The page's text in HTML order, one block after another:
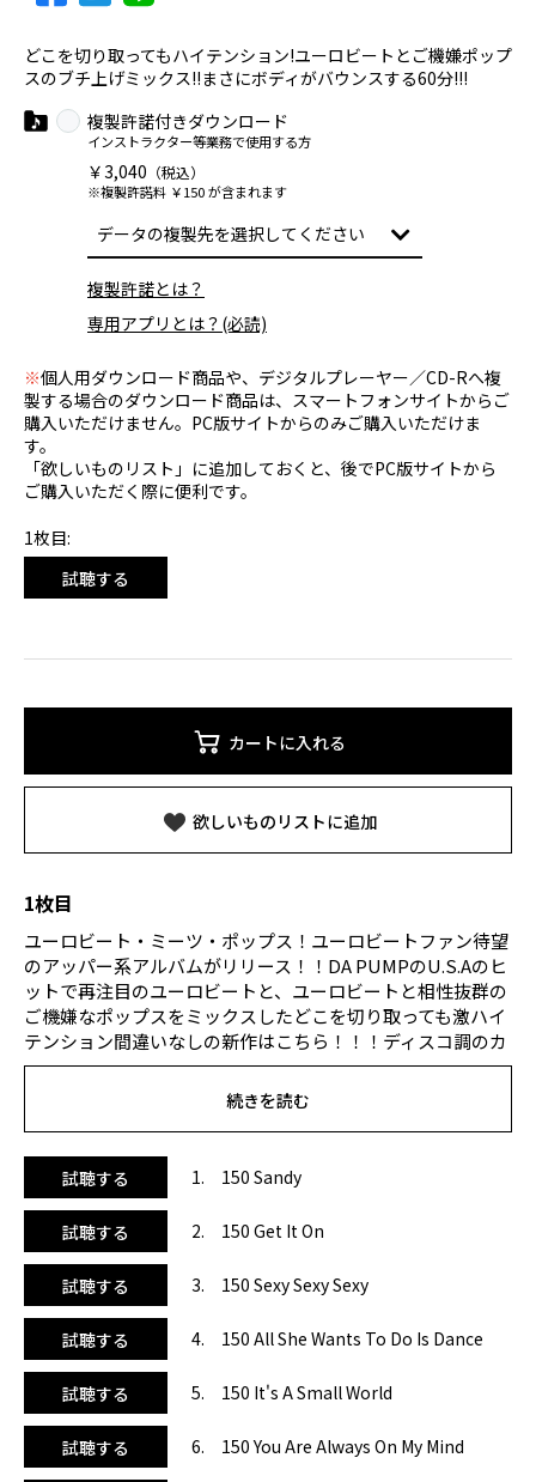
どこを切り取ってもハイテンション!ユーロビートとご機嫌ポップ
スのブチ上げミックス!!まさにボディがバウンスする60分!!!
複製許諾付きダウンロード
インストラクター等業務で使用する方
￥3,040 （税込）
※複製許諾料 ￥150 が含まれます
複製許諾とは？
専用アプリとは？(必読)
※個人用ダウンロード商品や、デジタルプレーヤー／CD-Rへ複
製する場合のダウンロード商品は、スマートフォンサイトからご
購入いただけません。PC版サイトからのみご購入いただけま
す。
「欲しいものリスト」に追加しておくと、後でPC版サイトから
ご購入いただく際に便利です。
1枚目:
試聴する
カートに入れる
欲しいものリストに追加
1枚目
ユーロビート・ミーツ・ポップス！ユーロビートファン待望
のアッパー系アルバムがリリース！！DA PUMPのU.S.Aのヒ
ットで再注目のユーロビートと、ユーロビートと相性抜群の
ご機嫌なポップスをミックスしたどこを切り取っても激ハイ
テンション間違いなしの新作はこちら！！！ディスコ調のカ
ッティングギターのイントロで始まる1曲目は、ユーロビー
ト原産国イタリアのシンガー、メラが歌う『サンディ』。４
曲目には、イーグルスのドラマー、ドン・ヘンリーの『オー
は、ディズニーソングの定番をユーロビートにアレンジした
『イッツ・ア・スモール・ワールド』！中盤9曲目には、サ
ビのメロディーにユーロビートらしい哀愁を感じる『ステ
イ・ウィズ・ミー・トゥナイト』。続く10曲目は「なんかチ
アっぽい！」でお馴染みトニー・バジルの『ミッキー』。12
曲目には、ユーロビートファンには親しみ深いF.C.F.のロッ
クテイストな『バン・バン・バン』。続いては、オアシス
等々に数多くカヴァーされたスレイドの『カモン・フィー
ル・ザ・ノイズ』。終盤ピークタイムを迎える14曲目には、
ユーロビートテイストにアレンジされたロックの名曲ハート
の『ネヴァー』を！！BPM150均一でどこから聴いても劇的
にアッパーというユーザビリティ抜群のこの1枚をお買い逃
しなく！
続きを読む
試聴する 1. 150 Sandy
試聴する 2. 150 Get It On
試聴する 3. 150 Sexy Sexy Sexy
試聴する 4. 150 All She Wants To Do Is Dance
試聴する 5. 150 It's A Small World
試聴する 6. 150 You Are Always On My Mind